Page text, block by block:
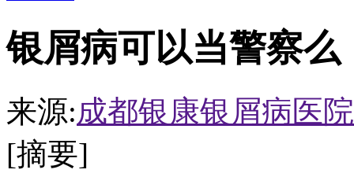
银屑病可以当警察么
来源:成都银康银屑病医院
[摘要]